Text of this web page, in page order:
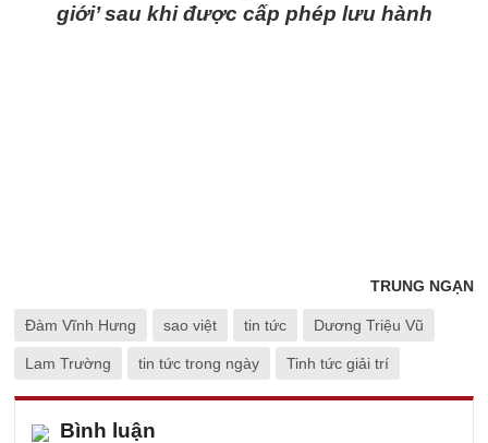
giới’ sau khi được cấp phép lưu hành
TRUNG NGẠN
Đàm Vĩnh Hưng sao việt tin tức Dương Triệu Vũ
Lam Trường tin tức trong ngày Tinh tức giải trí
Bình luận